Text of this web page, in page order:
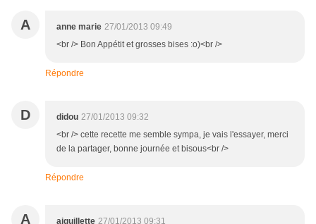
A anne marie 27/01/2013 09:49
<br /> Bon Appétit et grosses bises :o)<br />
Répondre
D didou 27/01/2013 09:32
<br /> cette recette me semble sympa, je vais l'essayer, merci
de la partager, bonne journée et bisous<br />
Répondre
A aiguillette 27/01/2013 09:31